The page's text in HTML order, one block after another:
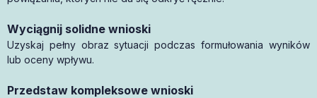
Wyciągnij solidne wnioski
Uzyskaj pełny obraz sytuacji podczas formułowania wyników
lub oceny wpływu.
Przedstaw kompleksowe wnioski